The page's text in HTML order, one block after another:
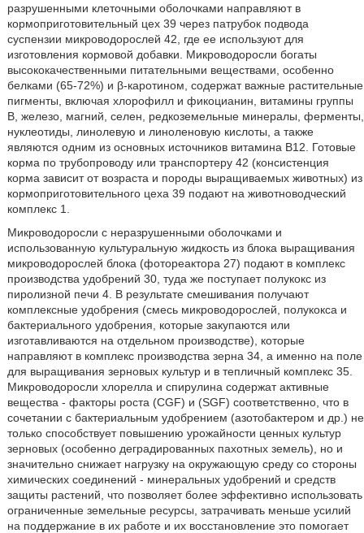
разрушенными клеточными оболочками направляют в
кормоприготовительный цех 39 через патрубок подвода
суспензии микроводорослей 42, где ее используют для
изготовления кормовой добавки. Микроводоросли богаты
высококачественными питательными веществами, особенно
белками (65-72%) и β-каротином, содержат важные растительные
пигменты, включая хлорофилл и фикоцианин, витамины группы
В, железо, магний, селен, редкоземельные минералы, ферменты,
нуклеотиды, линолевую и линоленовую кислоты, а также
являются одним из основных источников витамина В12. Готовые
корма по трубопроводу или транспортеру 42 (консистенция
корма зависит от возраста и породы выращиваемых животных) из
кормоприготовительного цеха 39 подают на животноводческий
комплекс 1.
Микроводоросли с неразрушенными оболочками и
использованную культуральную жидкость из блока выращивания
микроводорослей блока (фотореактора 27) подают в комплекс
производства удобрений 30, туда же поступает полукокс из
пиролизной печи 4. В результате смешивания получают
комплексные удобрения (смесь микроводорослей, полукокса и
бактериального удобрения, которые закупаются или
изготавливаются на отдельном производстве), которые
направляют в комплекс производства зерна 34, а именно на поле
для выращивания зерновых культур и в тепличный комплекс 35.
Микроводоросли хлорелла и спирулина содержат активные
вещества - факторы роста (CGF) и (SGF) соответственно, что в
сочетании с бактериальным удобрением (азотобактером и др.) не
только способствует повышению урожайности ценных культур
зерновых (особенно деградированных пахотных земель), но и
значительно снижает нагрузку на окружающую среду со стороны
химических соединений - минеральных удобрений и средств
защиты растений, что позволяет более эффективно использовать
ограниченные земельные ресурсы, затрачивать меньше усилий
на поддержание в их работе и их восстановление это помогает